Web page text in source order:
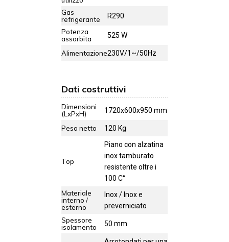
Gas
refrigerante
R290
Potenza
assorbita
525 W
Alimentazione230V/1~/50Hz
Dati costruttivi
Dimensioni
(LxPxH)
1720x600x950 mm
Peso netto 120 Kg
Top
Piano con alzatina
inox tamburato
resistente oltre i
100 C°
Materiale
interno /
esterno
Inox / Inox e
preverniciato
Spessore
isolamento
50 mm